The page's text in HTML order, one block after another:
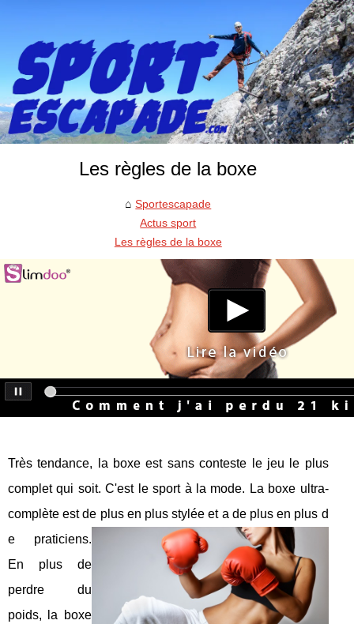
Les règles de la boxe
Sportescapade
Actus sport
Les règles de la boxe
Très tendance, la boxe est sans conteste le jeu le plus
complet qui soit. C'est le sport à la mode. La boxe ultra-
complète est de plus en plus stylée et a de plus en plus d
e praticiens.
En plus de
perdre du
poids, la boxe